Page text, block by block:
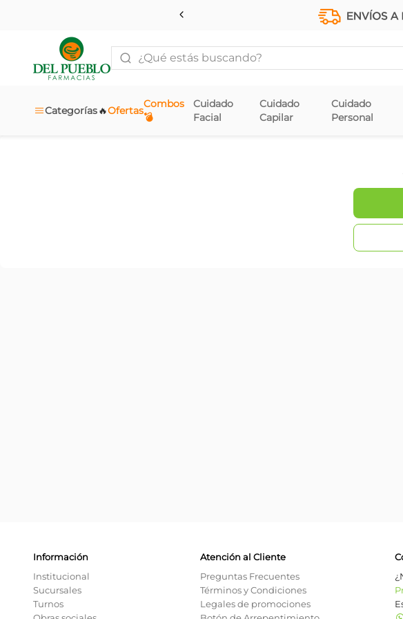
¿Qué estás buscando?
Categorías Ofertas
🔥
Combos
💣
Cuidado
Facial
Cuidado
Capilar
Cuidado
Personal
Información
Institucional
Sucursales
Turnos
Atención al Cliente
Preguntas Frecuentes
Términos y Condiciones
Legales de promociones